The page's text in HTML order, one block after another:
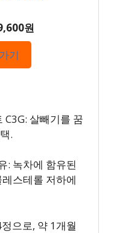
원
기
C3G: 살빼기를 꿈
.
: 녹차에 함유된
스테롤 저하에
으로, 약 1개월